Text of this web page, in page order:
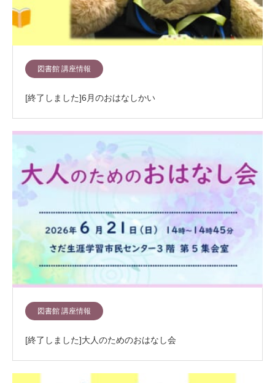
図書館 講座情報
[終了しました]6月のおはなしかい
図書館 講座情報
[終了しました]大人のためのおはなし会